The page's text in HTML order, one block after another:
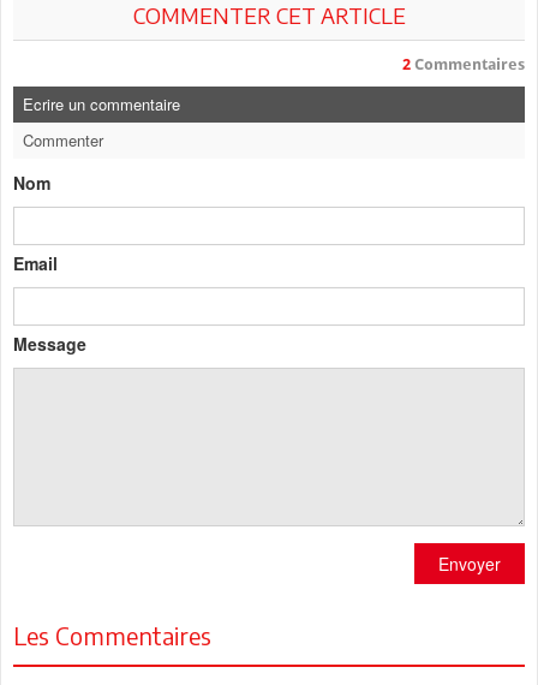
COMMENTER CET ARTICLE
2 Commentaires
Ecrire un commentaire
Commenter
Nom
Email
Message
Envoyer
Les Commentaires